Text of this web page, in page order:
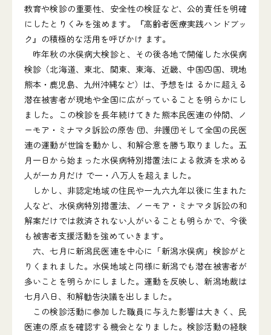
教育や検診の重要性、安全性の検証など、公的責任を明確
にしたとりくみを強めます。『高齢者医療実践ハンドブッ
ク』の積極的な活用を呼びかけ ます。
昨年秋の水俣病大検診と、その後各地で開催した水俣病
検診（北海道、東北、関東、東海、近畿、中国四国、現地
熊本・鹿児島、九州沖縄など）は、予想をは るかに超える
潜在被害者が現地や全国に広がっていることを明らかにし
ました。この検診を長年続けてきた熊本民医連の仲間、ノ
ーモア・ミナマタ訴訟の原告 団、弁護団そして全国の民医
連の運動が世論を動かし、和解合意を勝ち取りました。五
月一日から始まった水俣病特別措置法による救済を求める
人が一カ月だけ で一・八万人を超えました。
しかし、非認定地域の住民や一九六九年以後に生まれた
人など、水俣病特別措置法、ノーモア・ミナマタ訴訟の和
解案だけでは救済されない人がいることも明らかで、今後
も被害者支援活動を強めていきます。
六、七月に新潟民医連を中心に「新潟水俣病」検診がと
りくまれました。水俣地域と同様に新潟でも潜在被害者が
多いことを明らかにしました。運動を反映し、新潟地裁は
七月八日、和解勧告決議を出しました。
この検診活動に参加した職員に与えた影響は大きく、民
医連の原点を確認する機会となりました。検診活動の経験